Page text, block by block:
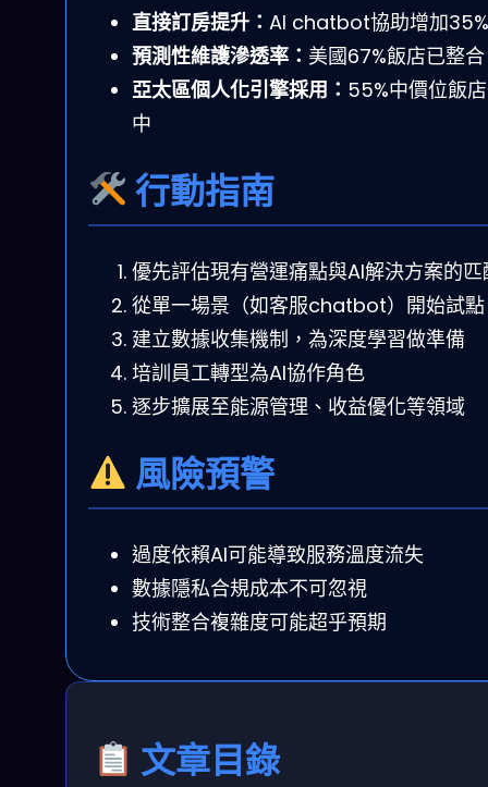
直接訂房提升： AI chatbot協助增加35%
預測性維護滲透率： 美國67%飯店已整合
亞太區個人化引擎採用： 55%中價位飯
中
行動指南
優先評估現有營運痛點與AI解決方案的匹
從單一場景（如客服chatbot）開始試點
建立數據收集機制，為深度學習做準備
培訓員工轉型為AI協作角色
逐步擴展至能源管理、收益優化等領域
風險預警
過度依賴AI可能導致服務溫度流失
數據隱私合規成本不可忽視
技術整合複雜度可能超乎預期
文章目錄